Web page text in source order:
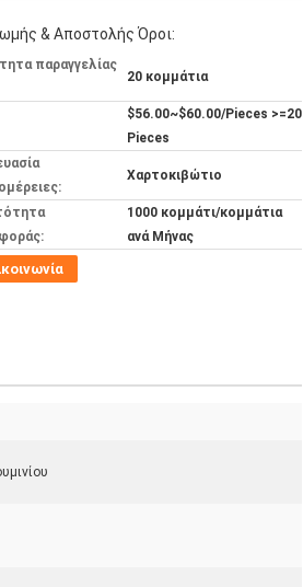
& Αποστολής Όροι:
παραγγελίας
20 κομμάτια
$56.00~$60.00/Pieces >=20
Pieces
Χαρτοκιβώτιο
1000 κομμάτι/κομμάτια
ανά Μήνας